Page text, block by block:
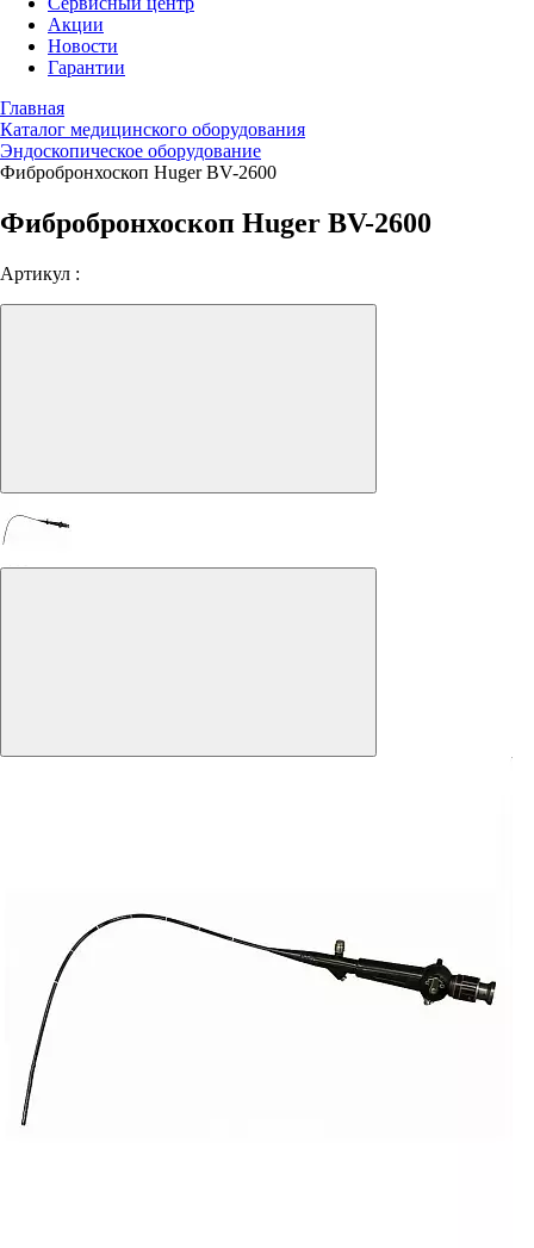
Акции
Новости
Гарантии
Главная
Каталог медицинского оборудования
Эндоскопическое оборудование
Фибробронхоскоп Huger BV-2600
Фибробронхоскоп Huger BV-2600
Артикул :